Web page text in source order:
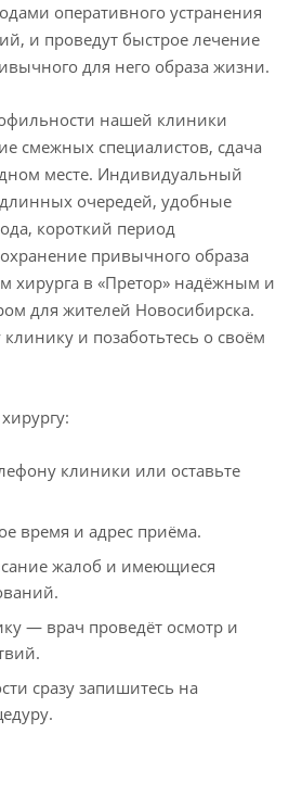
оперативного устранения
и проведут быстрое лечение
для него образа жизни.
нашей клиники
смежных специалистов, сдача
месте. Индивидуальный
длинных очередей, удобные
короткий период
привычного образа
хирурга в «Претор» надёжным и
для жителей Новосибирска.
и позаботьтесь о своём
клиники или оставьте
время и адрес приёма.
жалоб и имеющиеся
— врач проведёт осмотр и
сразу запишитесь на